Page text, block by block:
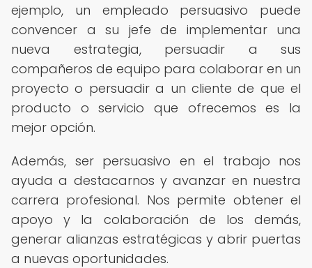
ejemplo, un empleado persuasivo puede
convencer a su jefe de implementar una
nueva estrategia, persuadir a sus
compañeros de equipo para colaborar en un
proyecto o persuadir a un cliente de que el
producto o servicio que ofrecemos es la
mejor opción.
Además, ser persuasivo en el trabajo nos
ayuda a destacarnos y avanzar en nuestra
carrera profesional. Nos permite obtener el
apoyo y la colaboración de los demás,
generar alianzas estratégicas y abrir puertas
a nuevas oportunidades.